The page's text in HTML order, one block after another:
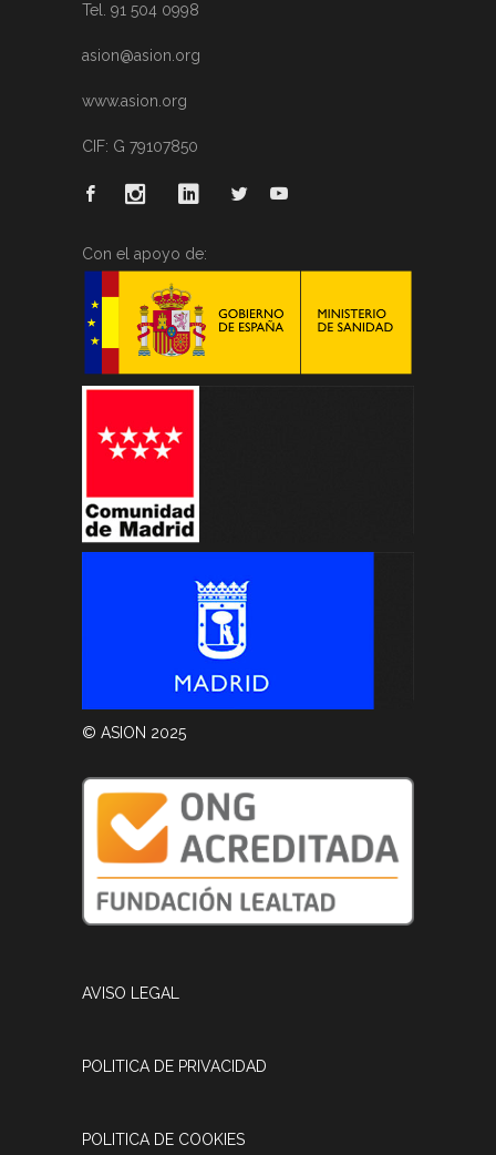
Tel. 91 504 0998
asion@asion.org
www.asion.org
CIF: G 79107850
Con el apoyo de:
© ASION 2025
AVISO LEGAL
POLITICA DE PRIVACIDAD
POLITICA DE COOKIES